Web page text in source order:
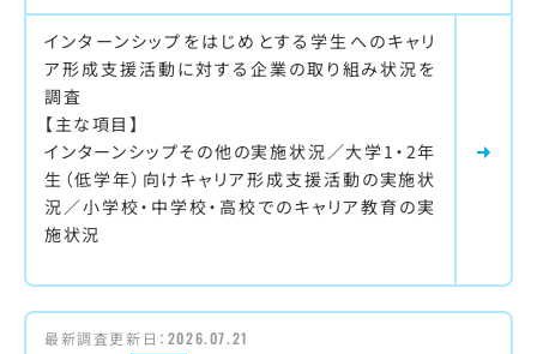
インターンシップをはじめとする学生へのキャリ
ア形成支援活動に対する企業の取り組み状況を
調査
【主な項目】
インターンシップその他の実施状況／大学1・2年
生（低学年）向けキャリア形成支援活動の実施状
況／小学校・中学校・高校でのキャリア教育の実
施状況
最新調査更新日： 2026.07.21